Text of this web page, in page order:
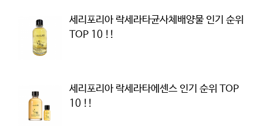
세리포리아 락세라타균사체배양물 인기 순위
TOP 10 !!
세리포리아 락세라타에센스 인기 순위 TOP
10 !!